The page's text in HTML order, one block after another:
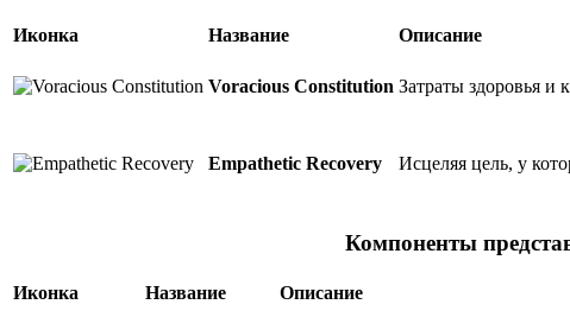
Иконка Название Описание
Voracious Constitution Затраты здоровья и
Empathetic Recovery Исцеляя цель, у
Компоненты
Иконка Название Описание